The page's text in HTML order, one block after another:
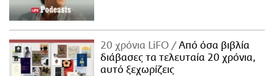
20 χρόνια LiFO
Από όσα βιβλία
διάβασες τα τελευταία 20 χρόνια,
αυτό ξεχωρίζεις